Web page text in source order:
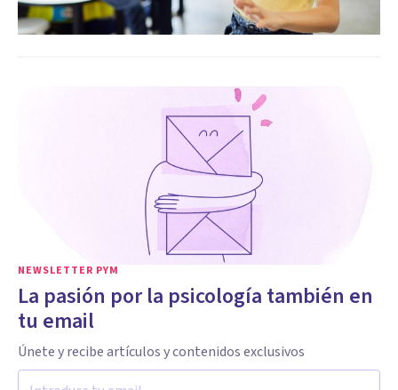
NEWSLETTER PYM
La pasión por la psicología también en
tu email
Únete y recibe artículos y contenidos exclusivos